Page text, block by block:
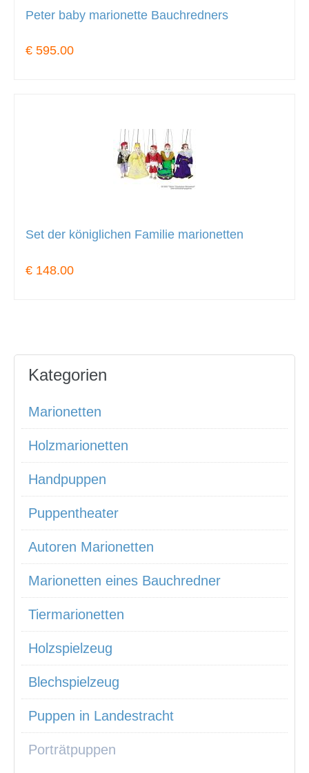
Peter baby marionette Bauchredners
€ 595.00
Set der königlichen Familie marionetten
€ 148.00
Kategorien
Marionetten
Holzmarionetten
Handpuppen
Puppentheater
Autoren Marionetten
Marionetten eines Bauchredner
Tiermarionetten
Holzspielzeug
Blechspielzeug
Puppen in Landestracht
Porträtpuppen